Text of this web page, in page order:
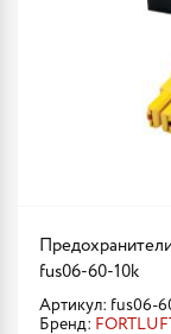
fus06-60-10k
Артикул: fus06-
Бренд: